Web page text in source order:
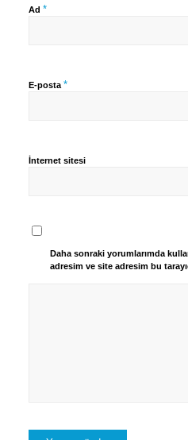
Ad *
E-posta *
İnternet sitesi
Daha sonraki yorumlarımda
adresim ve site adresim bu